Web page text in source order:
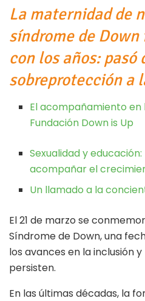
at
s
A
p
p
b
oo
k
tt
er
ai
l
m
p
ar
ti
r
La maternidad de
síndrome de
con los años: pasó
sobreprotección a
El acompañamiento en
Fundación Down is Up
Sexualidad y
acompañar el
Un llamado a la
El 21 de marzo se
Síndrome de Down, una
los avances en la inclusión
persisten.
En las últimas décadas, la